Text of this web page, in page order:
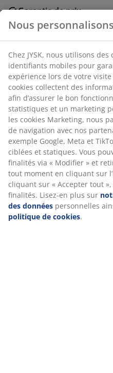
Garantie de prix
Garantie de prix de 30
RÉFÉRENCE: 4544207
Caractéristiques
Notes
7
Nous
Chez JYSK, nous utilisons des
identifiants mobiles pour
expérience lors de votre
cookies collectent des
afin d’assurer le bon
statistiques et un marketing
les cookies Marketing, nous
de navigation avec nos
exemple Google, Meta et
ciblées et statiques. Vous
finalités via « Modifier » et
tout moment en cliquant sur
cliquant sur « Accepter tout
finalités. Lisez-en plus sur
des données personnelles
politique de cookies.